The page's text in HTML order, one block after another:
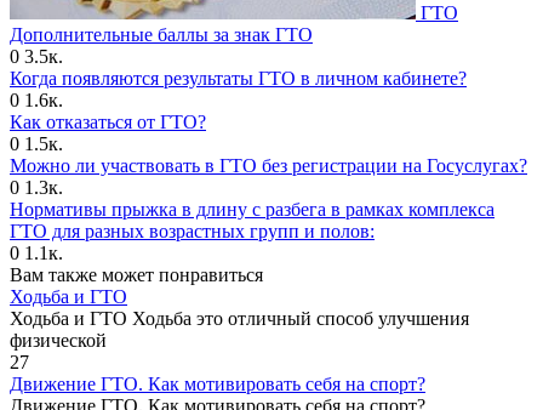
ГТО
Дополнительные баллы за знак ГТО
0 3.5к.
Когда появляются результаты ГТО в личном кабинете?
0 1.6к.
Как отказаться от ГТО?
0 1.5к.
Можно ли участвовать в ГТО без регистрации на Госуслугах?
0 1.3к.
Нормативы прыжка в длину с разбега в рамках комплекса
ГТО для разных возрастных групп и полов:
0 1.1к.
Вам также может понравиться
Ходьба и ГТО
Ходьба и ГТО Ходьба это отличный способ улучшения
физической
27
Движение ГТО. Как мотивировать себя на спорт?️
Движение ГТО. Как мотивировать себя на спорт?